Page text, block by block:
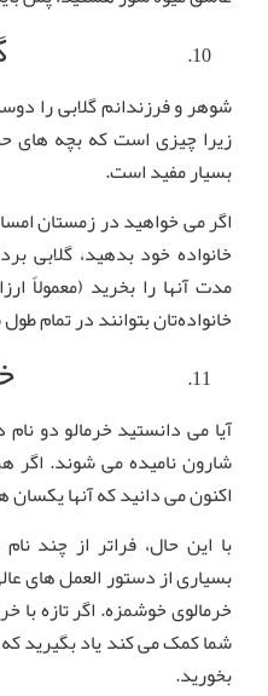
شوهر و فرزندانم گلابی را
زیرا چیزی است که بچه های
بسیار مفید است.
اگر می خواهید در زمستان
خانواده خود بدهید، گلابی
مدت آنها را بخرید (معمولاً
خانواده‌تان بتوانند در تمام
آیا می دانستید خرمالو دو
شارون نامیده می شوند. اگر
اکنون می دانید که آنها
با این حال، فراتر از چند
بسیاری از دستور العمل های
خرمالوی خوشمزه. اگر تازه با
شما کمک می کند یاد بگیرید
بخورید.